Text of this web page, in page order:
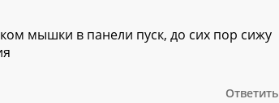
мышки в панели пуск, до сих пор сижу
Ответить